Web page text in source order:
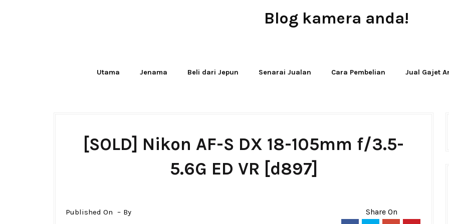
Blog kamera anda!
Utama Jenama Beli dari Jepun Senarai Jualan Cara Pembelian Jual Gajet
[SOLD] Nikon AF-S DX 18-105mm f/3.5-
5.6G ED VR [d897]
Published On By